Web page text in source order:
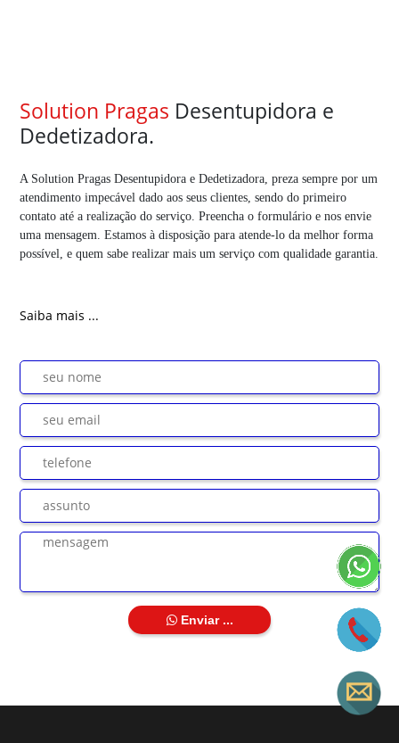
Solution Pragas Desentupidora e
Dedetizadora.
A Solution Pragas Desentupidora e Dedetizadora, preza sempre por um
atendimento impecável dado aos seus clientes, sendo do primeiro
contato até a realização do serviço. Preencha o formulário e nos envie
uma mensagem. Estamos à disposição para atende-lo da melhor forma
possível, e quem sabe realizar mais um serviço com qualidade garantia.
Saiba mais ...
Enviar ...